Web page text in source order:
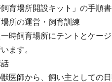
育場所開設キット」の手順
所の運営・飼育訓練
時飼育場所にテントとケー
ます。
医師から、飼い主としての